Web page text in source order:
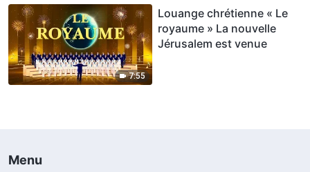
7:55
Louange chrétienne « Le
royaume » La nouvelle
Jérusalem est venue
Menu